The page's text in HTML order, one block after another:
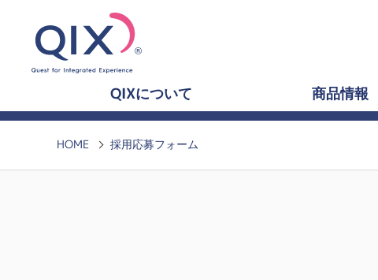
QIXについて 商品情報
HOME 採用応募フォーム